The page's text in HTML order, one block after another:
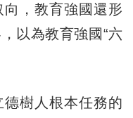
，教育強國還形
以為教育強國“六
樹人根本任務的